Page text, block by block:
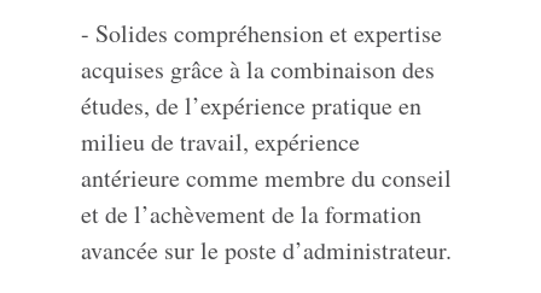
- Solides compréhension et expertise
acquises grâce à la combinaison des
études, de l’expérience pratique en
milieu de travail, expérience
antérieure comme membre du conseil
et de l’achèvement de la formation
avancée sur le poste d’administrateur.